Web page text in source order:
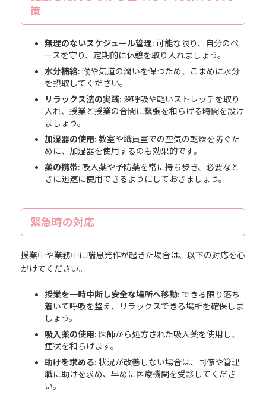
策
無理のないスケジュール管理: 可能な限り、自分のペ
ースを守り、定期的に休憩を取り入れましょう。
水分補給: 喉や気道の潤いを保つため、こまめに水分
を摂取してください。
リラックス法の実践: 深呼吸や軽いストレッチを取り
入れ、授業と授業の合間に緊張を和らげる時間を設け
ましょう。
加湿器の使用: 教室や職員室での空気の乾燥を防ぐた
めに、加湿器を使用するのも効果的です。
薬の携帯: 吸入薬や予防薬を常に持ち歩き、必要なと
きに迅速に使用できるようにしておきましょう。
緊急時の対応
授業中や業務中に喘息発作が起きた場合は、以下の対応を心
がけてください。
授業を一時中断し安全な場所へ移動: できる限り落ち
着いて呼吸を整え、リラックスできる場所を確保しま
しょう。
吸入薬の使用: 医師から処方された吸入薬を使用し、
症状を和らげます。
助けを求める: 状況が改善しない場合は、同僚や管理
職に助けを求め、早めに医療機関を受診してくださ
い。